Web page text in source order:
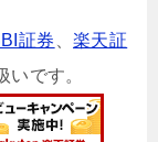
証券 、楽天証
です。